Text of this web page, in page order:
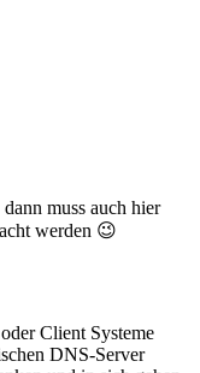
muss auch hier
werden 😉
Client Systeme
DNS-Server